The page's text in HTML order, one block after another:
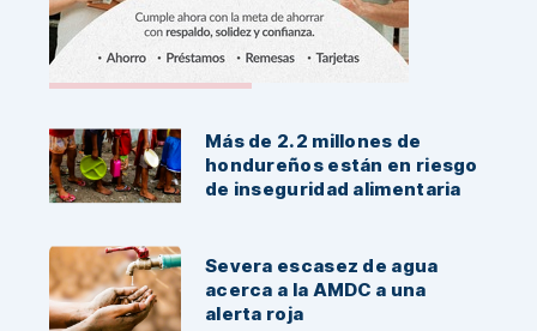
Noticias Recientes:
Más de 2.2 millones de
hondureños están en riesgo
de inseguridad alimentaria
Severa escasez de agua
acerca a la AMDC a una
alerta roja